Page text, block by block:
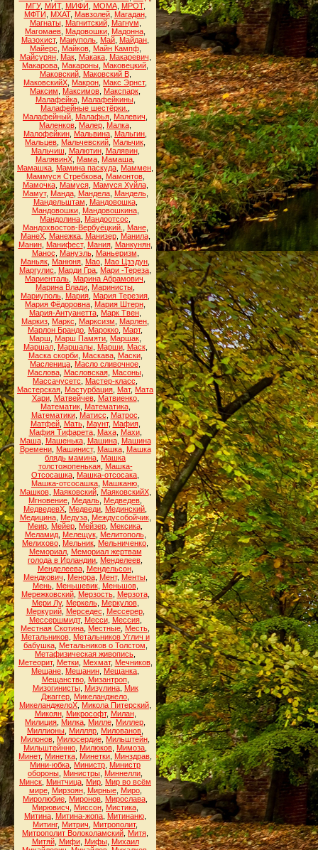
МГУ, МИТ, МИФИ МОМА, МРОТ,
МФТИ
МХАТ, Мавзолей, Магадан,
Магнаты, Магнитский, Магнум
Магомаев Мадовошки Мадонна
Мазохист, Маиуполь Май Майдан
Майерс
Майков, Майн Кампф,
Майсурян, Мак, Макака, Макаревич
Макарова Макароны Маковецкий
Маковский, Маковский В,
МаковскийХ Макрон Макс Эрнст,
Максим
Максимов Макспарк
Малафейка, Малафейкины,
Малафейные шестёрки.
Малафейный Малафья Малевич
Маленков Малер Малка
Малофейкин Мальвина Мальгин
Мальцев Мальчевский Мальчик
Мальчиш
Малютин, Малявин,
МалявинХ Мама Мамаша
Мамашка Мамина паскуда Маммен
Маммуся Стребкова, Мамонтов,
Мамочка, Мамуся, Мамуся Хуйла,
Мамут, Манда, Мандела, Мандель,
Мандельштам
Мандовошка,
Мандовошки, Мандовошкина,
Мандолина Мандоотсос
Мандохвостов-Вербуёцкий.
Мане,
МанеХ, Манежка, Манизер, Манила,
Манин, Манифест, Мания, Манкунян,
Манос
Мануэль, Маньеризм
Маньяк Манюня Мао Мао Цзэдун
Маргулис
Марди Гра Мари -Тереза
Мариенталь Марина Абрамович
Марина Влади Маринисты
Мариуполь Мария Мария Терезия
Мария Фёдоровна Мария Штерн
Мария-Антуанетта Марк Твен
Маркиз Маркс Марксизм Марлен
Марлон Брандо Марокко Март,
Марш
Марш Памяти Маршак
Маршал, Маршалы, Марши, Маск,
Маска скорби, Маскава, Маски,
Масленица Масло сливочное
Маслова, Масловская, Масоны,
Массачусетс
Мастер-класс
Мастерская Мастурбация Мат, Мата
Хари, Матвейчев, Матвиенко,
Математик, Математика,
Математики, Матисс Матрос
Матфей, Мать, Маунт, Мафия,
Мафия Тифарета, Маха, Махи,
Маша, Машенька, Машина, Машина
Времени, Машинист, Машка, Машка
блядь мамина Машка
толстожопенькая, Машка-
Отсосашка Машка-отсосака
Машка-отсосашка Машканю
Машков, Маяковский, МаяковскийХ,
Мгновение Медаль Медведев
МедведевХ Медведи Мединский
Медицина, Медуза, Междусобойчик,
Меир Мейер Мейзер Мексика
Меламид, Мелещук, Мелитополь,
Мелихово Мельник Мельниченко
Мемориал, Мемориал жертвам
голода в Ирландии Менделеев
Менделеева, Мендельсон,
Мендкович
Менора, Мент, Менты,
Мень, Меньшевик, Меньшов,
Мережковский, Мерзость, Мерзота,
Мери Лу, Меркель, Меркулов,
Меркурий, Мерседес Мессерер,
Мессершмидт, Месси, Мессия,
Местная Скотина Местные Месть
Метальников, Метальников Углич и
бабушка, Метальников о Толстом
Метафизическая живопись
Метеорит, Метки, Мехмат, Мечников,
Мещане Мещанин Мещанка
Мещанство, Мизантроп,
Мизогинисты, Мизулина, Мик
Джаггер Микеланджело
МикеланджелоХ Микола Питерский
Микоян, Микрософт, Милан,
Милиция Милка Милле Миллер
Миллионы Милляр Милованов
Милонов Милосердие Мильштейн
Мильштейнню Милюков Мимоза
Минет, Минетка Минетки Минздрав
Мини-юбка Министр Министр
обороны Министры Миннелли
Минск Минтчица Мир Мир во всём
мире, Мирзоян, Мирные, Миро,
Миролюбие Миронов Мирослава
Мирювисч
Миссон Мистика
Митина Митина-жопа Митинаню
Митинг, Митрич Митрополит,
Митрополит Волоколамский Митя
Митяй, Мифи, Мифы, Михаил